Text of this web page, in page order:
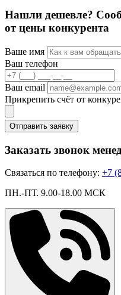
Нашли дешевле?
от цены конкурента
Ваше имя
Ваш телефон
Ваш email
Прикрепить счёт от
Отправить заявку
Заказать звонок
Связаться по телефону: +7
ПН.-ПТ. 9.00-18.00 МСК